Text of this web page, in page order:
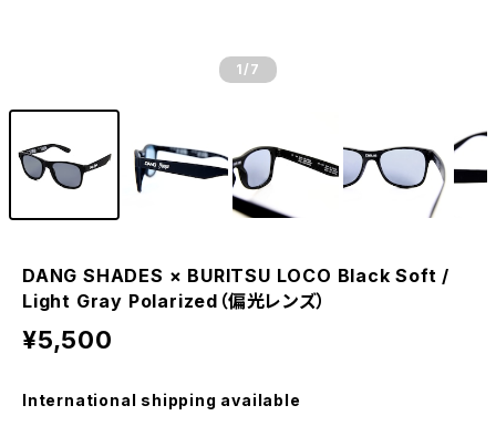
1 /7
DANG SHADES × BURITSU LOCO Black Soft /
Light Gray Polarized（偏光レンズ）
¥5,500
International shipping available